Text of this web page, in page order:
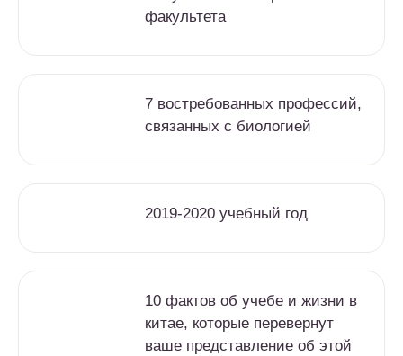
факультета
7 востребованных профессий,
связанных с биологией
2019-2020 учебный год
10 фактов об учебе и жизни в
китае, которые перевернут
ваше представление об этой